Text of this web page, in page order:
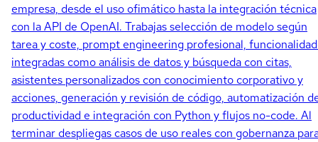
empresa, desde el uso ofimático hasta la integración técnica
con la API de OpenAI. Trabajas selección de modelo según
tarea y coste, prompt engineering profesional,
integradas como análisis de datos y búsqueda con citas,
asistentes personalizados con conocimiento corporativo y
acciones, generación y revisión de código, automatización
productividad e integración con Python y flujos no-code. Al
terminar despliegas casos de uso reales con gobernanza